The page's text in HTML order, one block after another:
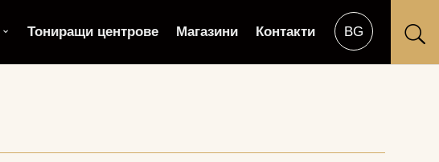
Тониращи центрове Магазини Контакти U